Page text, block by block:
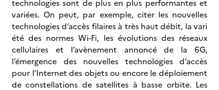
technologies sont de plus en plus performantes et
variées. On peut, par exemple, citer les nouvelles
technologies d’accès filaires à très haut débit, la vari
été des normes Wi-Fi, les évolutions des réseaux
cellulaires et l’avènement annoncé de la 6G,
l’émergence des nouvelles technologies d’accès
pour l’Internet des objets ou encore le déploiement
de constellations de satellites à basse orbite. Les